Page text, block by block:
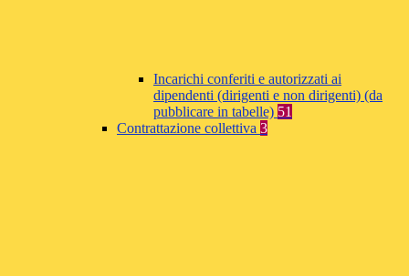
Incarichi conferiti e autorizzati ai
dipendenti (dirigenti e non dirigenti) (da
pubblicare in tabelle) 51
Contrattazione collettiva 3